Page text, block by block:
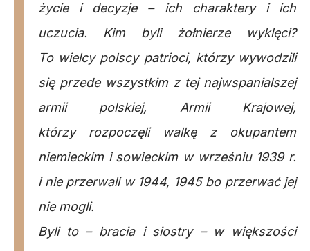
życie i decyzje – ich charaktery i ich
uczucia. Kim byli żołnierze wyklęci?
To wielcy polscy patrioci, którzy wywodzili
się przede wszystkim z tej najwspanialszej
armii polskiej, Armii Krajowej,
którzy rozpoczęli walkę z okupantem
niemieckim i sowieckim w wrześniu 1939 r.
i nie przerwali w 1944, 1945 bo przerwać jej
nie mogli.
Byli to – bracia i siostry – w większości